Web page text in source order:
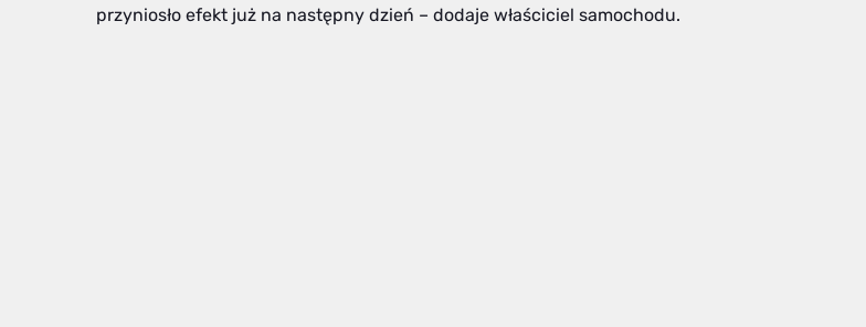
przyniosło efekt już na następny dzień – dodaje właściciel samochodu.